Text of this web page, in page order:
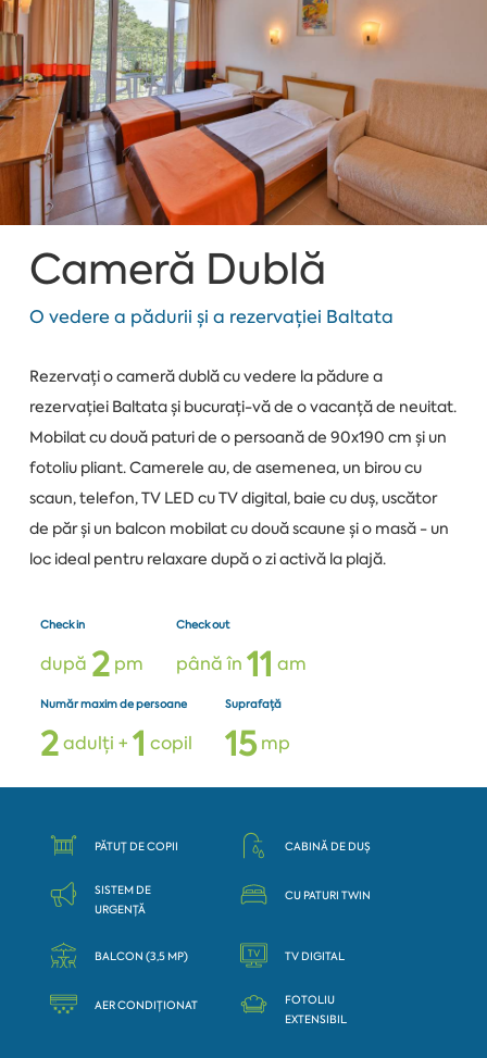
Cameră Dublă
O vedere a pădurii și a rezervației Baltata
Rezervați o cameră dublă cu vedere la pădure a
rezervației Baltata și bucurați-vă de o vacanță de neuitat.
Mobilat cu două paturi de o persoană de 90x190 cm și un
fotoliu pliant. Camerele au, de asemenea, un birou cu
scaun, telefon, TV LED cu TV digital, baie cu duș, uscător
de păr și un balcon mobilat cu două scaune și o masă - un
loc ideal pentru relaxare după o zi activă la plajă.
Check in
după 2pm
Check out
până în 11 am
Număr maxim de persoane
2adulți + 1 copil
Suprafață
15mp
PĂTUȚ DE COPII CABINĂ DE DUȘ
SISTEM DE
URGENȚĂ
CU PATURI TWIN
BALCON (3,5 MP) TV DIGITAL
AER CONDIȚIONAT
FOTOLIU
EXTENSIBIL